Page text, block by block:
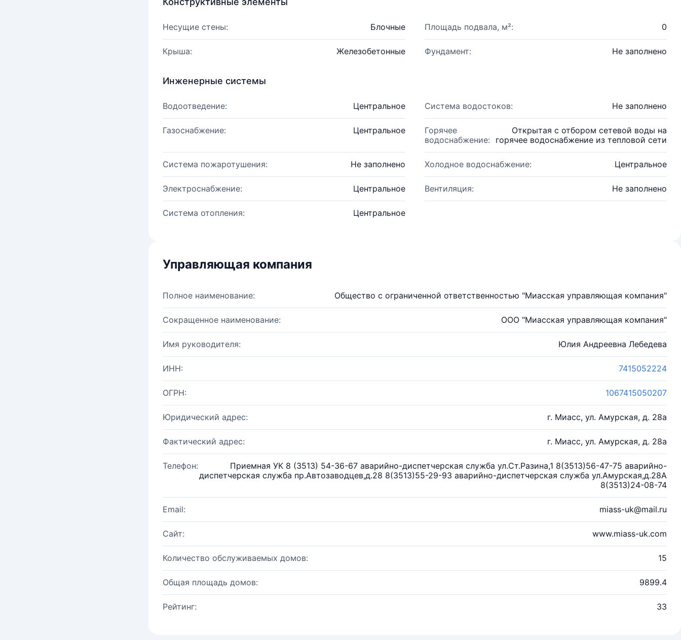
Несущие стены: Блочные Площадь подвала, м²: 0
Крыша: Железобетонные Фундамент: Не заполнено
Инженерные системы
Водоотведение: Центральное Система водостоков: Не заполнено
Газоснабжение: Центральное
Горячее
водоснабжение:
Открытая с отбором сетевой воды на
горячее водоснабжение из тепловой сети
Система пожаротушения: Не заполнено Холодное водоснабжение: Центральное
Электроснабжение: Центральное Вентиляция: Не заполнено
Система отопления: Центральное
Управляющая компания
Полное наименование: Общество с ограниченной ответственностью "Миасская управляющая компания"
Сокращенное наименование: ООО "Миасская управляющая компания"
Имя руководителя: Юлия Андреевна Лебедева
ИНН: 7415052224
ОГРН: 1067415050207
Юридический адрес: г. Миасс, ул. Амурская, д. 28а
Фактический адрес: г. Миасс, ул. Амурская, д. 28а
Телефон:
Приемная УК 8 (3513) 54-36-67 аварийно-диспетчерская служба ул.Ст.Разина,1 8(3513)56-47-75 аварийно-
диспетчерская служба пр.Автозаводцев,д.28 8(3513)55-29-93 аварийно-диспетчерская служба ул.Амурская,д.28А
8(3513)24-08-74
Email: miass-uk@mail.ru
Сайт: www.miass-uk.com
Количество обслуживаемых домов: 15
Общая площадь домов: 9899.4
Рейтинг: 33